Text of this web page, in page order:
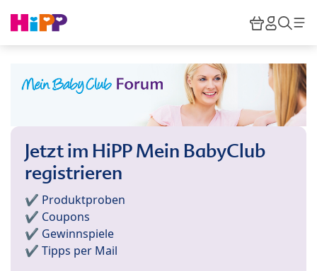
HiPP
Jetzt im HiPP Mein BabyClub
registrieren
✔️ Produktproben
✔️ Coupons
✔️ Gewinnspiele
✔️ Tipps per Mail